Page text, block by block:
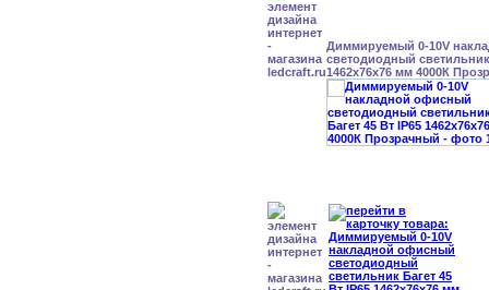
Диммируемый 0-10V
светодиодный светильник
1462x76x76 мм 4000К